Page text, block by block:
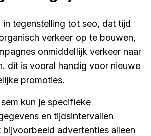
in tegenstelling tot seo, dat tijd
verkeer op te bouwen,
onmiddellijk verkeer naar
dit is vooral handig voor nieuwe
promoties.
kun je specifieke
en tijdsintervallen
advertenties alleen